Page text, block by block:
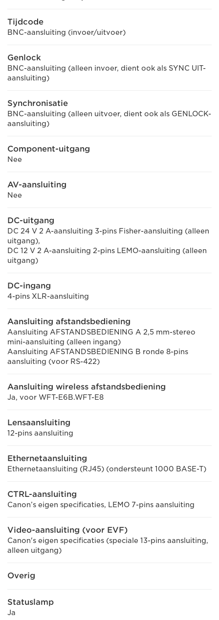
Tijdcode
BNC-aansluiting (invoer/uitvoer)
Genlock
BNC-aansluiting (alleen invoer, dient ook als SYNC UIT-
aansluiting)
Synchronisatie
BNC-aansluiting (alleen uitvoer, dient ook als GENLOCK-
aansluiting)
Component-uitgang
Nee
AV-aansluiting
Nee
DC-uitgang
DC 24 V 2 A-aansluiting 3-pins Fisher-aansluiting (alleen
uitgang),
DC 12 V 2 A-aansluiting 2-pins LEMO-aansluiting (alleen
uitgang)
DC-ingang
4-pins XLR-aansluiting
Aansluiting afstandsbediening
Aansluiting AFSTANDSBEDIENING A 2,5 mm-stereo
mini-aansluiting (alleen ingang)
Aansluiting AFSTANDSBEDIENING B ronde 8-pins
aansluiting (voor RS-422)
Aansluiting wireless afstandsbediening
Ja, voor WFT-E6B.WFT-E8
Lensaansluiting
12-pins aansluiting
Ethernetaansluiting
Ethernetaansluiting (RJ45) (ondersteunt 1000 BASE-T)
CTRL-aansluiting
Canon’s eigen specificaties, LEMO 7-pins aansluiting
Video-aansluiting (voor EVF)
Canon's eigen specificaties (speciale 13-pins aansluiting,
alleen uitgang)
Overig
Statuslamp
Ja